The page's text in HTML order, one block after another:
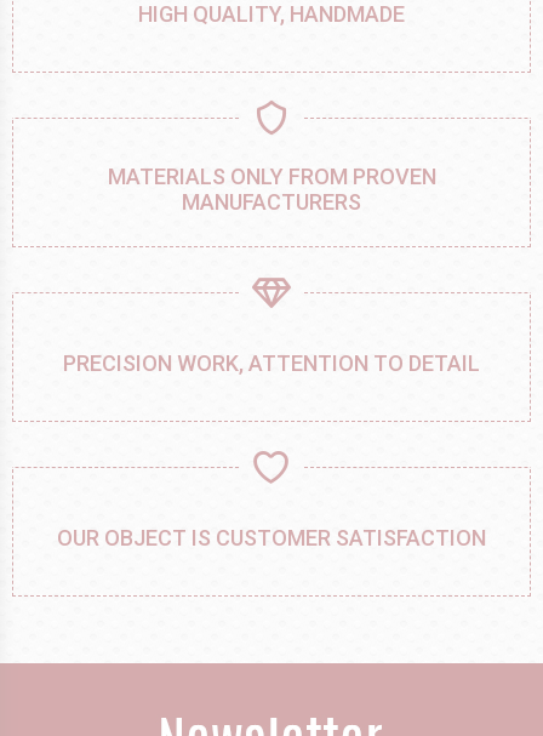
HIGH QUALITY, HANDMADE
MATERIALS ONLY FROM PROVEN
MANUFACTURERS
PRECISION WORK, ATTENTION TO DETAIL
OUR OBJECT IS CUSTOMER SATISFACTION